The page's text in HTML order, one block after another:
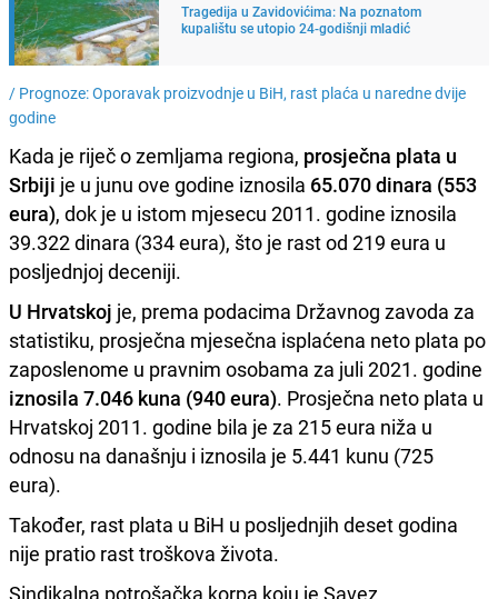
Tragedija u Zavidovićima: Na poznatom
kupalištu se utopio 24-godišnji mladić
/ Prognoze: Oporavak proizvodnje u BiH, rast plaća u naredne dvije
godine
Kada je riječ o zemljama regiona, prosječna plata u
Srbiji je u junu ove godine iznosila 65.070 dinara (553
eura), dok je u istom mjesecu 2011. godine iznosila
39.322 dinara (334 eura), što je rast od 219 eura u
posljednjoj deceniji.
U Hrvatskoj je, prema podacima Državnog zavoda za
statistiku, prosječna mjesečna isplaćena neto plata po
zaposlenome u pravnim osobama za juli 2021. godine
iznosila 7.046 kuna (940 eura). Prosječna neto plata u
Hrvatskoj 2011. godine bila je za 215 eura niža u
odnosu na današnju i iznosila je 5.441 kunu (725
eura).
Također, rast plata u BiH u posljednjih deset godina
nije pratio rast troškova života.
Sindikalna potrošačka korpa koju je Savez